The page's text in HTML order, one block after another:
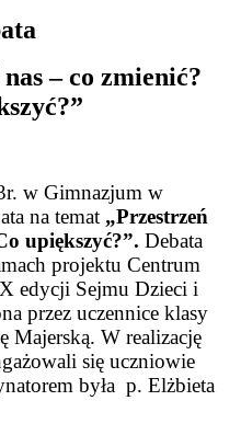
– co zmienić?
w Gimnazjum w
na temat „Przestrzeń
upiększyć?”. Debata
projektu Centrum
edycji Sejmu Dzieci i
przez uczennice klasy
W realizację
się uczniowie
była p. Elżbieta